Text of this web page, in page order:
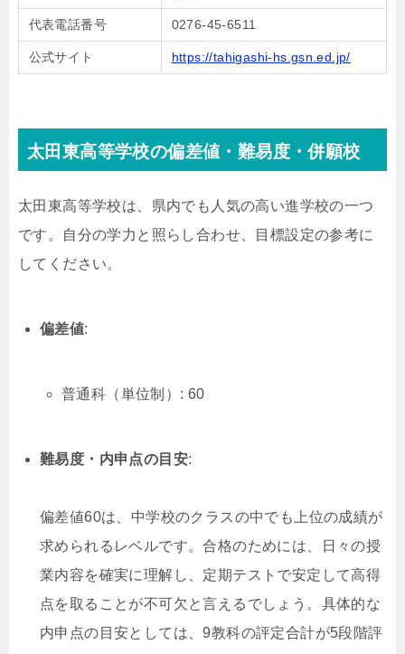
代表電話番号 0276-45-6511
公式サイト https://tahigashi-hs.gsn.ed.jp/
太田東高等学校の偏差値・難易度・併願校
太田東高等学校は、県内でも人気の高い進学校の一つ
です。自分の学力と照らし合わせ、目標設定の参考に
してください。
偏差値:
普通科（単位制）: 60
難易度・内申点の目安:
偏差値60は、中学校のクラスの中でも上位の成績が
求められるレベルです。合格のためには、日々の授
業内容を確実に理解し、定期テストで安定して高得
点を取ることが不可欠と言えるでしょう。具体的な
内申点の目安としては、9教科の評定合計が5段階評